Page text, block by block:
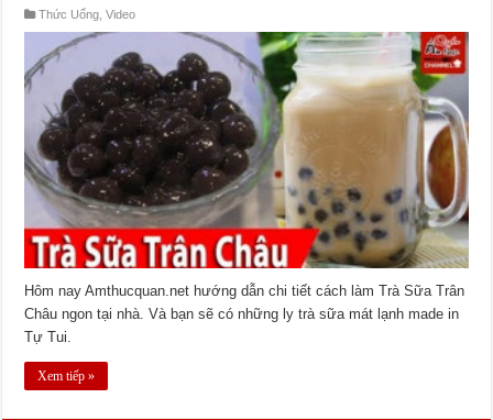
Thức Uống ,Video
Hôm nay Amthucquan.net hướng dẫn chi tiết cách làm Trà Sữa Trân
Châu ngon tại nhà. Và bạn sẽ có những ly trà sữa mát lạnh made in
Tự Tui.
Xem tiếp »